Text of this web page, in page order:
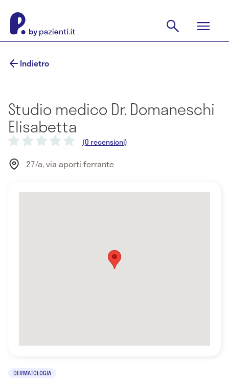
Indietro
Studio medico Dr. Domaneschi
Elisabetta
(0 recensioni)
27/a, via aporti ferrante
DERMATOLOGIA